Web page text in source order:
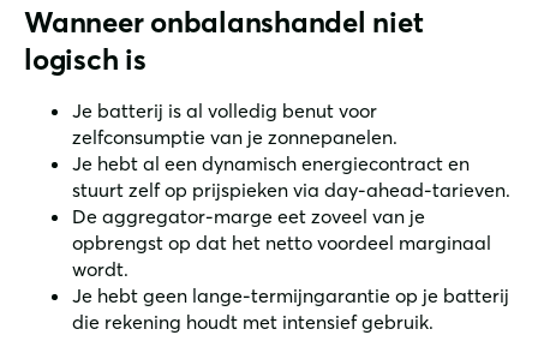
Wanneer onbalanshandel niet
logisch is
Je batterij is al volledig benut voor
zelfconsumptie van je zonnepanelen.
Je hebt al een dynamisch energiecontract en
stuurt zelf op prijspieken via day-ahead-tarieven.
De aggregator-marge eet zoveel van je
opbrengst op dat het netto voordeel marginaal
wordt.
Je hebt geen lange-termijngarantie op je batterij
die rekening houdt met intensief gebruik.